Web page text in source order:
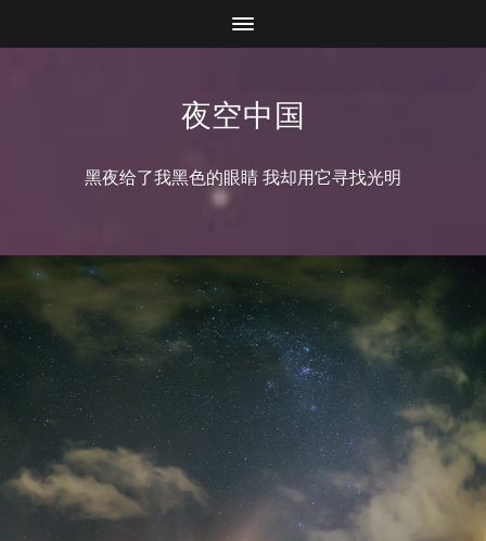
夜空中国
黑夜给了我黑色的眼睛 我却用它寻找光明